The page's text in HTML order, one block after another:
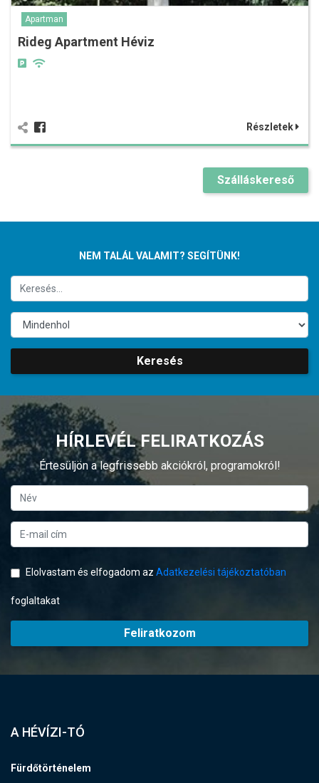
Apartman
Rideg Apartment Héviz
Részletek
Szálláskereső
NEM TALÁL VALAMIT? SEGÍTÜNK!
Keresés
HÍRLEVÉL FELIRATKOZÁS
Értesüljön a legfrissebb akciókról, programokról!
Elolvastam és elfogadom az Adatkezelési tájékoztatóban
foglaltakat
Feliratkozom
A HÉVÍZI-TÓ
Fürdőtörténelem